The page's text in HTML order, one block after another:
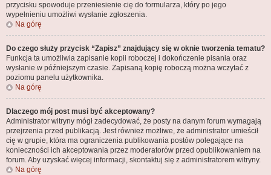
przycisku spowoduje przeniesienie cię do formularza, który po jego
wypełnieniu umożliwi wysłanie zgłoszenia.
Na górę
Do czego służy przycisk “Zapisz” znajdujący się w oknie tworzenia tematu?
Funkcja ta umożliwia zapisanie kopii roboczej i dokończenie pisania oraz
wysłanie w późniejszym czasie. Zapisaną kopię roboczą można wczytać z
poziomu panelu użytkownika.
Na górę
Dlaczego mój post musi być akceptowany?
Administrator witryny mógł zadecydować, że posty na danym forum wymagają
przejrzenia przed publikacją. Jest również możliwe, że administrator umieścił
cię w grupie, która ma ograniczenia publikowania postów polegające na
konieczności ich akceptowania przez moderatorów przed opublikowaniem na
forum. Aby uzyskać więcej informacji, skontaktuj się z administratorem witryny.
Na górę